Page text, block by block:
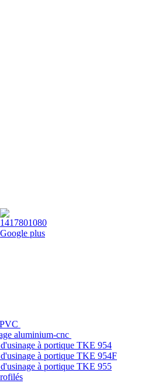
aluminium-cnc
à portique TKE 954
à portique TKE 954F
à portique TKE 955